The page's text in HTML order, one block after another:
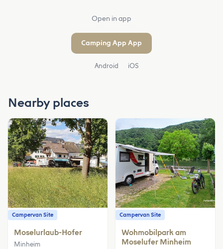
Open in app
Camping App App
Android iOS
Nearby places
Campervan Site
Moselurlaub-Hofer
Minheim
Campervan Site
Wohmobilpark am
Moselufer Minheim